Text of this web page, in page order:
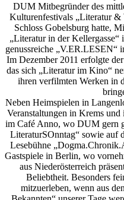
DUM Mitbegründer des
Kulturenfestivals „Literatur &
Schloss Gobelsburg hatte,
„Literatur in der Kellergasse“
genussreiche „V.ER.LESEN“
Im Dezember 2011 erfolgte
das sich „Literatur im Kino“
ihren verfilmten Werken in
Neben Heimspielen in
Veranstaltungen in Krems
im Café Anno, wo DUM gern
LiteraturSOnntag“ sowie auf
Lesebühne
Gastspiele in Berlin, wo
aus Niederösterreich
Beliebtheit. Besonders
mitzuerleben, wenn aus